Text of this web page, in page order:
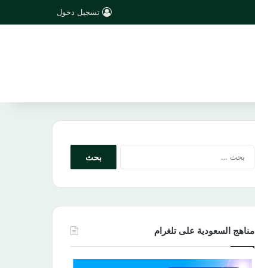
تسجيل دخول
مناهج السعودية على تلغرام